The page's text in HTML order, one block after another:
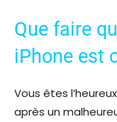
Que faire
iPhone est
Vous êtes l’heureux
après un